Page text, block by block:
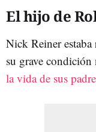
El hijo de
Nick Reiner estaba
su grave condición
la vida de sus